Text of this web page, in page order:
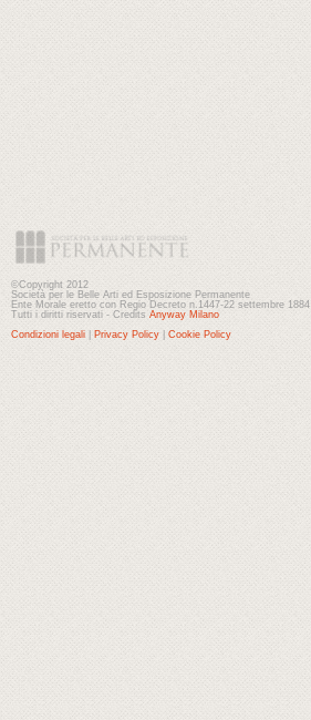
©Copyright 2012
Società per le Belle Arti ed Esposizione Permanente
Ente Morale eretto con Regio Decreto n.1447-22 settembre 1884
Tutti i diritti riservati - Credits Anyway Milano
Condizioni legali
Privacy Policy Cookie Policy